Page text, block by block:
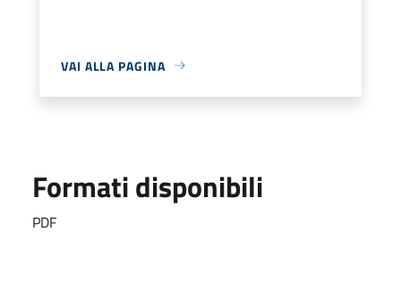
VAI ALLA PAGINA
Formati disponibili
PDF